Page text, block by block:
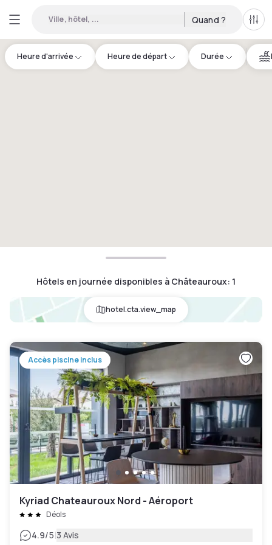
Ville, hôtel, ... Quand ?
Heure d'arrivée Heure de départ Durée
Hôtels en journée disponibles à Châteauroux: 1
hotel.cta.view_map
Accès piscine inclus
Kyriad Chateauroux Nord - Aéroport
Déols
4.9/5|3 Avis